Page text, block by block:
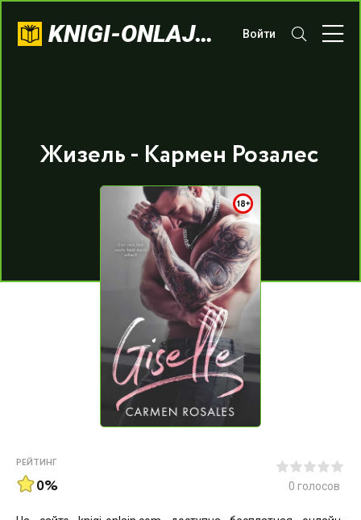
KNIGI-ONLAJN.COM Войти
Жизель - Кармен Розалес
РЕЙТИНГ
0% 0 голосов